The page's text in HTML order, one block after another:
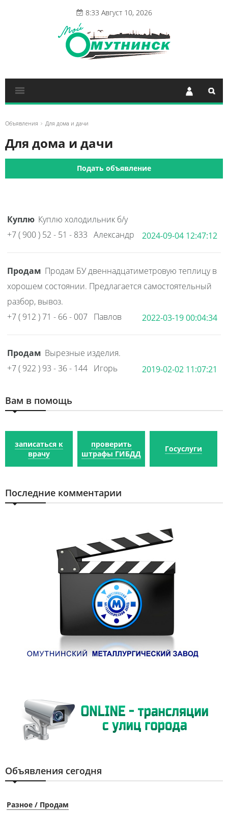
8:33 Август 10, 2026
Объявления Для дома и дачи
Для дома и дачи
Подать объявление
2024-09-04 12:47:12
Куплю Куплю холодильник б/у
+7 ( 900 ) 52 - 51 - 833 Александр
2022-03-19 00:04:34
Продам Продам БУ двеннадцатиметровую теплицу в
хорошем состоянии. Предлагается самостоятельный
разбор, вывоз.
+7 ( 912 ) 71 - 66 - 007 Павлов
2019-02-02 11:07:21
Продам Вырезные изделия.
+7 ( 922 ) 93 - 36 - 144 Игорь
Вам в помощь
записаться к
врачу
проверить
штрафы ГИБДД
Госуслуги
Последние комментарии
Объявления сегодня
Разное / Продам